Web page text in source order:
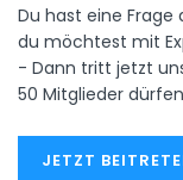
Du hast eine
du möchtest mit
- Dann tritt jetzt
50 Mitglieder
JETZT